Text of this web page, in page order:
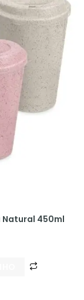
Natural 450ml